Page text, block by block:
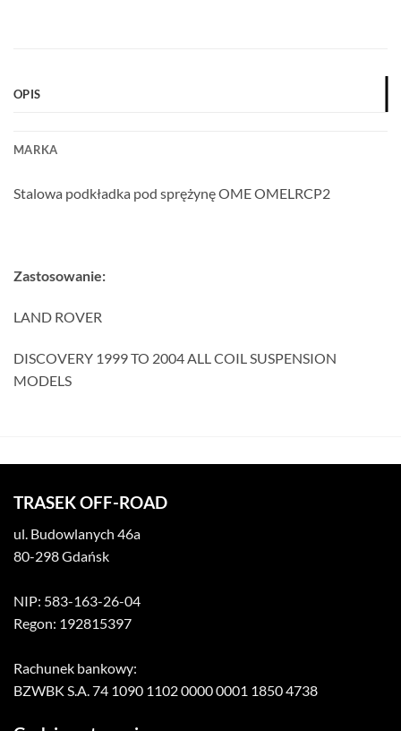
OPIS
MARKA
Stalowa podkładka pod sprężynę OME OMELRCP2
Zastosowanie:
LAND ROVER
DISCOVERY 1999 TO 2004 ALL COIL SUSPENSION
MODELS
TRASEK OFF-ROAD
ul. Budowlanych 46a
80-298 Gdańsk
NIP: 583-163-26-04
Regon: 192815397
Rachunek bankowy:
BZWBK S.A. 74 1090 1102 0000 0001 1850 4738